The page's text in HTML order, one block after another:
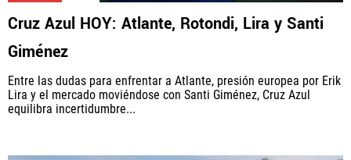
Cruz Azul HOY: Atlante, Rotondi, Lira y Santi
Giménez
Entre las dudas para enfrentar a Atlante, presión europea por Erik
Lira y el mercado moviéndose con Santi Giménez, Cruz Azul
equilibra incertidumbre...